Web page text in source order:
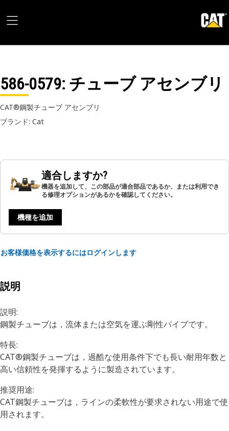
586-0579: チューブ アセンブリ
CAT®鋼製チューブ アセンブリ
ブランド: Cat
適合しますか?
機器を追加して、この部品が適合部品であるか、または利用でき
る修理オプションがあるかを確認してください。
機種を追加
お客様価格を表示するにはログインします
説明
説明:
鋼製チューブは，流体または空気を運ぶ剛性パイプです。
特長:
CAT®鋼製チューブは，過酷な使用条件下でも長い耐用年数と
高い信頼性を発揮するように製造されています。
推奨用途:
CAT鋼製チューブは，ラインの柔軟性が要求されない用途で使
用されます。